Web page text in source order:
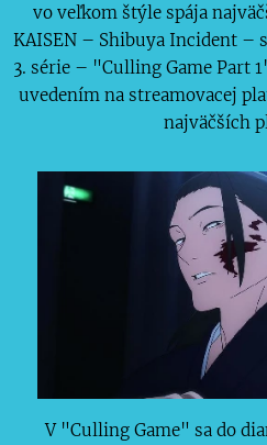
vo veľkom štýle spája
KAISEN – Shibuya Incident –
3. série – "Culling Game Part
uvedením na streamovacej
najväčších
V "Culling Game" sa do